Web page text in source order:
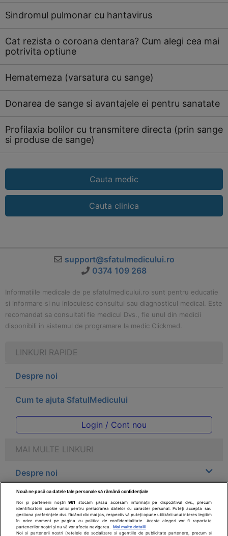
Sindromul pulmonar cu hantavirus
Cat rezista o coroana dentara? Cum alegi cea mai
potrivita optiune
Hematemeza (varsatura cu sange)
Donarea de sange si avantajele ei pentru sanatate
Profilaxia bolilor cu transmitere directa (prin sange
si produse de sange)
Cauta medic
Cauta clinica
support@sfatulmedicului.ro
0374 109 268
Informatiile medicale de pe sfatulmedicului.ro sunt pentru educatie
si informare si nu inlocuiesc consultul sau diagnosticul medical. Este
recomandat sa consultati fie medicul Dvs., fie unul din medicii
disponibili in sistemul de programare la medic Clickmed.
LINKURI RAPIDE
Despre noi
Cum te ajuta SfatulMedicului
Login / Cont nou
MAI MULTE LINKURI
Despre noi
Legal
Drepturile consumatorului
Nouă ne pasă ca datele tale personale să rămână confidențiale
Noi și partenerii noștri961
stocăm și/sau accesăm informații pe dispozitivul dvs., precum
identificatorii cookie unici pentru prelucrarea datelor cu caracter personal. Puteți accepta sau
gestiona preferințele dvs. făcând clic mai jos, respectiv vă puteți opune utilizării unui interes legitim
în orice moment pe pagina cu politica de confidențialitate. Aceste alegeri vor fi raportate
partenerilor noștri și nu vă vor afecta navigarea.
Mai multe detalii
Noi si partenerii nostri (retelele de socializare si agentiile de publicitate partenere, precum si